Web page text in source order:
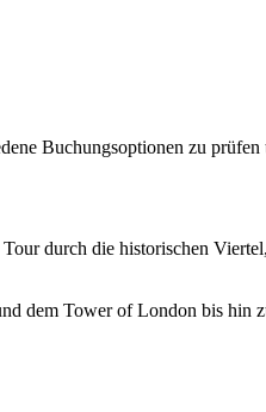
Buchungsoptionen zu
durch die historischen
dem Tower of London bis hin